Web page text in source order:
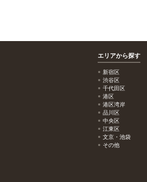
エリアから探す
新宿区
渋谷区
千代田区
港区
港区湾岸
品川区
中央区
江東区
文京・池袋
その他